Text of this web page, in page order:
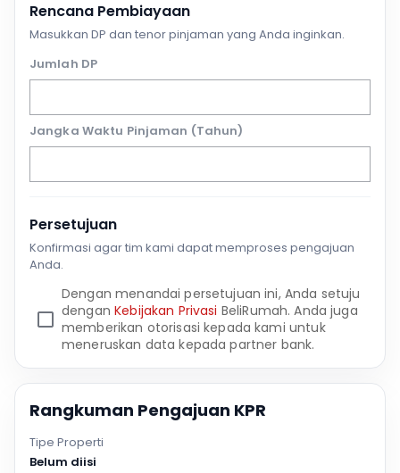
Rencana Pembiayaan
Masukkan DP dan tenor pinjaman yang Anda inginkan.
Jumlah DP
Jangka Waktu Pinjaman (Tahun)
Persetujuan
Konfirmasi agar tim kami dapat memproses pengajuan
Anda.
Dengan menandai persetujuan ini, Anda setuju
denganKebijakan Privasi BeliRumah. Anda juga
memberikan otorisasi kepada kami untuk
meneruskan data kepada partner bank.
Rangkuman Pengajuan KPR
Tipe Properti
Belum diisi